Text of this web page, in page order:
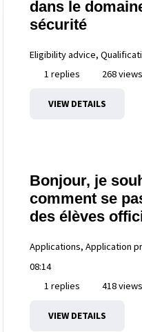
dans le
sécurité
Eligibility advice,
1 replies
268 views
VIEW DETAILS
Bonjour, je
comment se
des élèves
Applications, Application
08:14
1 replies
418 views
VIEW DETAILS